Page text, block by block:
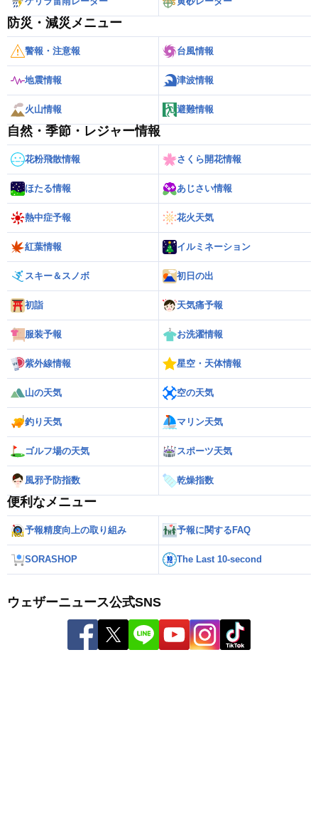
防災・減災メニュー
警報・注意報 台風情報
地震情報 津波情報
火山情報 避難情報
自然・季節・レジャー情報
花粉飛散情報 さくら開花情報
ほたる情報 あじさい情報
熱中症予報 花火天気
紅葉情報 イルミネーション
スキー＆スノボ 初日の出
初詣 天気痛予報
服装予報 お洗濯情報
紫外線情報 星空・天体情報
山の天気 空の天気
釣り天気 マリン天気
ゴルフ場の天気 スポーツ天気
風邪予防指数 乾燥指数
便利なメニュー
予報精度向上の取り組み 予報に関するFAQ
SORASHOP The Last 10-second
ウェザーニュース公式SNS